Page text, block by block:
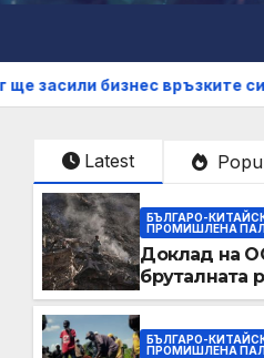
връзките си със Саудитска
Latest
БЪЛГАРО-
ПРОМИШЛЕНА
Доклад на
бруталната
БЪЛГАРО-
ПРОМИШЛЕНА